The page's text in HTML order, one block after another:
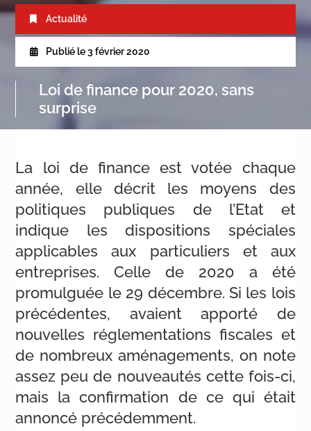
Actualité
Publié le 3 février 2020
Loi de finance pour 2020, sans
surprise
La loi de finance est votée chaque
année, elle décrit les moyens des
politiques publiques de l’Etat et
indique les dispositions spéciales
applicables aux particuliers et aux
entreprises. Celle de 2020 a été
promulguée le 29 décembre. Si les lois
précédentes, avaient apporté de
nouvelles réglementations fiscales et
de nombreux aménagements, on note
assez peu de nouveautés cette fois-ci,
mais la confirmation de ce qui était
annoncé précédemment.